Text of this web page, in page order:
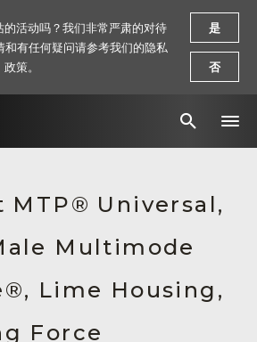
MTP® Universal,
Multimode
Lime Housing,
Force
活动吗？我们非常严肃的对待
和有任何疑问请参考我们的隐私
政策。
是
否